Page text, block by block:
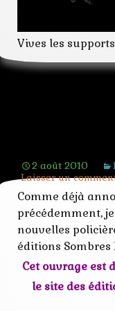
Vives les
2 août 2010
Laisser un
Comme déjà
précédemment,
nouvelles
éditions Sombres
Cet ouvrage est
le site des